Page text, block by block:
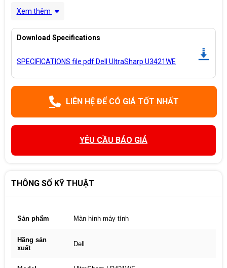
Xem thêm
Download Specifications
SPECIFICATIONS file pdf Dell UltraSharp U3421WE
LIÊN HỆ ĐỂ CÓ GIÁ TỐT NHẤT
YÊU CẦU BÁO GIÁ
THÔNG SỐ KỸ THUẬT
Sản phẩm Màn hình máy tính
Hãng sản
xuất
Dell